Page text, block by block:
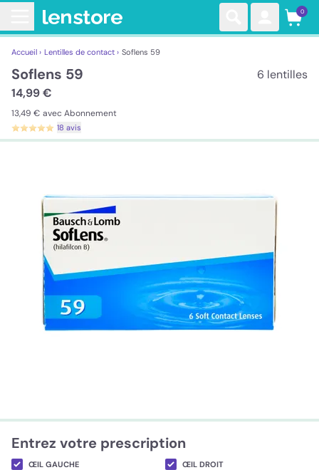
0
Accueil › Lentilles de contact › Soflens 59
Soflens 59
14,99 €
13,49 € avec Abonnement
18 avis
6 lentilles
Entrez votre prescription
ŒIL GAUCHE ŒIL DROIT